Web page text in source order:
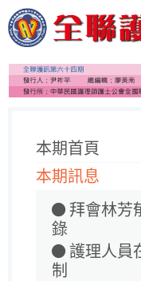
本期首頁
本期訊息
拜會林芳
錄
護理人員
制